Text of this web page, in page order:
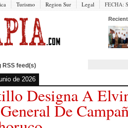
Turismo Region Sur Legal FECHA:
RSS feed(s)
de 2026
Designa A
De